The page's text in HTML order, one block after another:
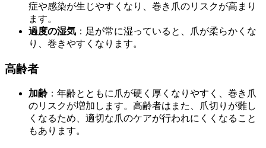
症や感染が生じやすくなり、巻き爪のリスクが高まり
ます。
過度の湿気 ：足が常に湿っていると、爪が柔らかくな
り、巻きやすくなります。
高齢者
加齢 ：年齢とともに爪が硬く厚くなりやすく、巻き爪
のリスクが増加します。高齢者はまた、爪切りが難し
くなるため、適切な爪のケアが行われにくくなること
もあります。